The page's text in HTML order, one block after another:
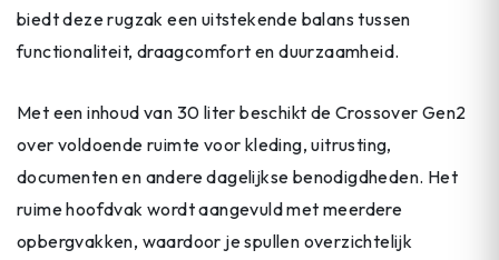
biedt deze rugzak een uitstekende balans tussen
functionaliteit, draagcomfort en duurzaamheid.
Met een inhoud van 30 liter beschikt de Crossover Gen2
over voldoende ruimte voor kleding, uitrusting,
documenten en andere dagelijkse benodigdheden. Het
ruime hoofdvak wordt aangevuld met meerdere
opbergvakken, waardoor je spullen overzichtelijk